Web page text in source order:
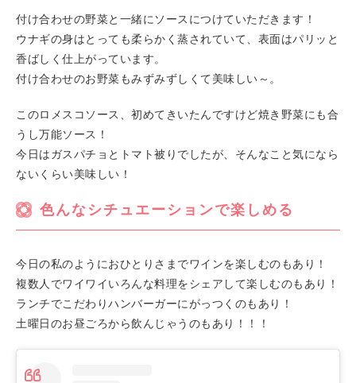
付け合わせの野菜と一緒にソースにつけていただきます！
ウナギの身はとっても柔らかく蒸されていて、表面はパリッと
香ばしく仕上がっています。
付け合わせのお野菜もみずみずしくて美味しい～。
このロメスコソース、初めてきいたんですけど焼き野菜にも合
うし万能ソース！
今日はガスパチョとトマト被りでしたが、そんなこと気になら
ないくらい美味しい！
色んなシチュエーションで楽しめる
今日の私のようにおひとりさまでワインを楽しむのもあり！
複数人でワイワイいろんな料理をシェアして楽しむのもあり！
ランチでこだわりハンバーガーにがっつくのもあり！
土曜日のお昼ごろから飲んじゃうのもあり！！！